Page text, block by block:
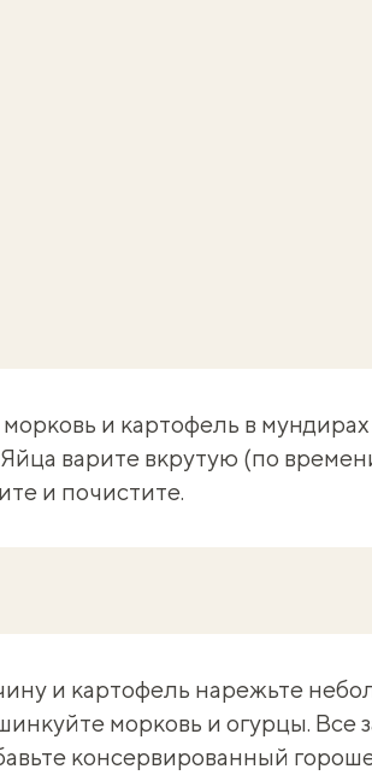
и картофель в
варите вкрутую (по
и почистите.
и картофель нарежьте
морковь и огурцы. Все
консервированный